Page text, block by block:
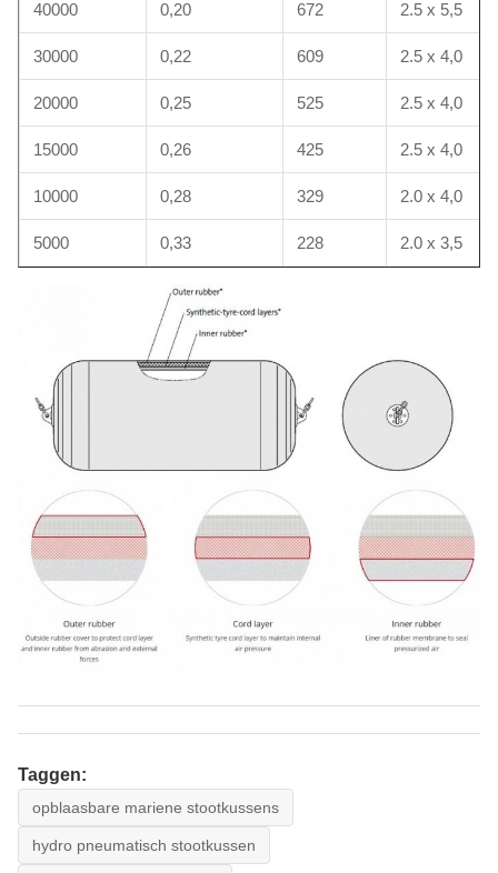
40000 0,20 672 2.5 x 5,5
30000 0,22 609 2.5 x 4,0
20000 0,25 525 2.5 x 4,0
15000 0,26 425 2.5 x 4,0
10000 0,28 329 2.0 x 4,0
5000 0,33 228 2.0 x 3,5
Taggen:
opblaasbare mariene stootkussens
hydro pneumatisch stootkussen